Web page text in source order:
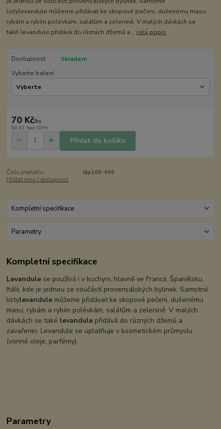
listylevandule můžeme přidávat ke skopové pečeni, dušenému masu,
rybám a rybím polévkám, salátům a zelenině. V malých dávkách se
také levandule přidává do různých džemů a... celý popis
Dostupnost
Skladem
Vyberte balení
70 Kč/ks
63 Kč bez DPH
Přidat do košíku
Číslo produktu:
lkp100-400
Hlídat cenu / dostupnost
Kompletní specifikace
Parametry
Kompletní specifikace
Levandule se používá i v kuchyni, hlavně ve Francii, Španělsku,
Itálii, kde je jednou ze součástí provensálských bylinek. Samotné
listylevandule můžeme přidávat ke skopové pečeni, dušenému
masu, rybám a rybím polévkám, salátům a zelenině. V malých
dávkách se také levandule přidává do různých džemů a
zavařenin. Levandule se uplatňuje v kosmetickém průmyslu
(vonné oleje, parfémy).
Parametry